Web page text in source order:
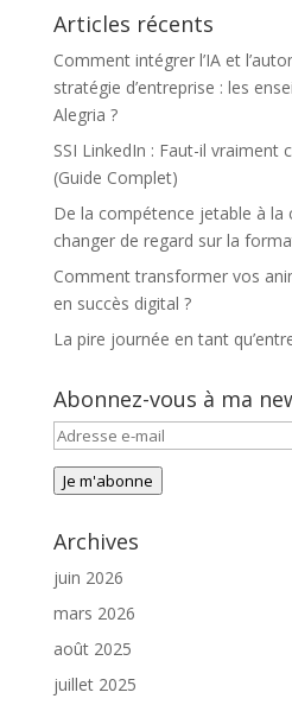
Articles récents
Comment intégrer l’IA et
stratégie d’entreprise : les
Alegria ?
SSI LinkedIn : Faut-il vraiment
(Guide Complet)
De la compétence jetable à la
changer de regard sur la
Comment transformer vos
en succès digital ?
La pire journée en tant
Abonnez-vous à ma
Adresse
mail
Je m'abonne
Archives
juin 2026
mars 2026
août 2025
juillet 2025